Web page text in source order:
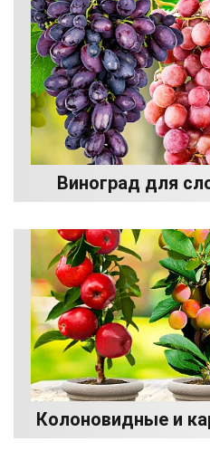
Виноград для
Колоновидные и